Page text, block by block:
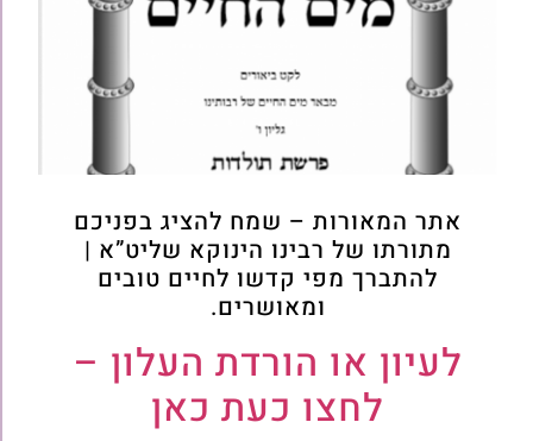
אתר המאורות – שמח להציג בפניכם
מתורתו של רבינו הינוקא שליט”א |
להתברך מפי קדשו לחיים טובים
ומאושרים.
לעיון או הורדת העלון –
לחצו כעת כאן